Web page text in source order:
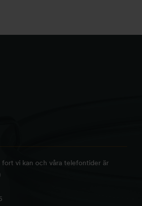
fort vi kan och våra telefontider är